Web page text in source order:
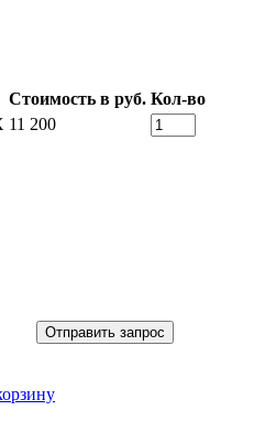
Стоимость в руб. Кол-во
11 200
Отправить запрос